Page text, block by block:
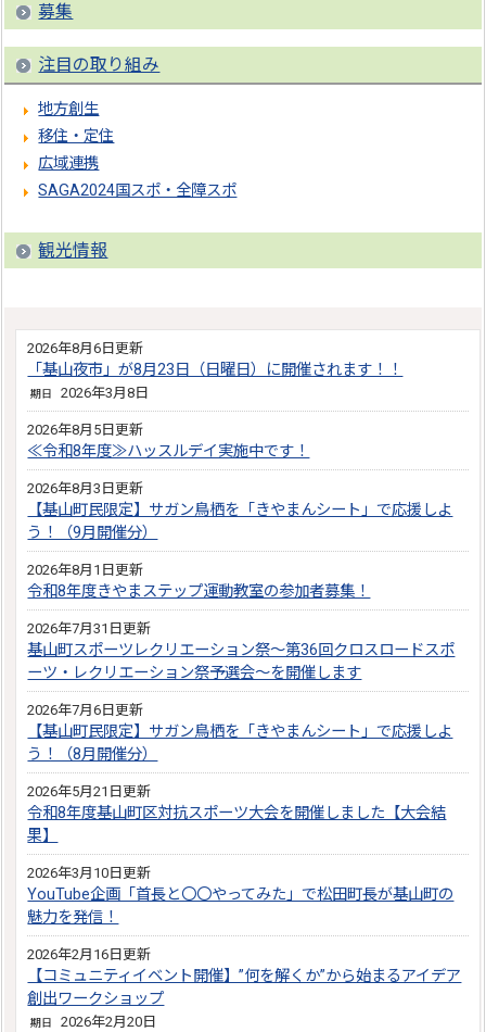
募集
注目の取り組み
地方創生
移住・定住
広域連携
SAGA2024国スポ・全障スポ
観光情報
2026年8月6日更新
「基山夜市」が8月23日（日曜日）に開催されます！！
期日 2026年3月8日
2026年8月5日更新
≪令和8年度≫ハッスルデイ実施中です！
2026年8月3日更新
【基山町民限定】サガン鳥栖を「きやまんシート」で応援しよ
う！（9月開催分）
2026年8月1日更新
令和8年度きやまステップ運動教室の参加者募集！
2026年7月31日更新
基山町スポーツレクリエーション祭～第36回クロスロードスポ
ーツ・レクリエーション祭予選会～を開催します
2026年7月6日更新
【基山町民限定】サガン鳥栖を「きやまんシート」で応援しよ
う！（8月開催分）
2026年5月21日更新
令和8年度基山町区対抗スポーツ大会を開催しました【大会結
果】
2026年3月10日更新
YouTube企画「首長と〇〇やってみた」で松田町長が基山町の
魅力を発信！
2026年2月16日更新
【コミュニティイベント開催】”何を解くか”から始まるアイデア
創出ワークショップ
期日 2026年2月20日